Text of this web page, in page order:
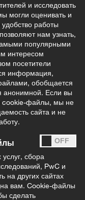
и исследовать
могли оценивать и
работы
нам узнать,
популярными
интересом
посетители
информация,
обобщается
анонимной. Если вы
cookie-файлы, мы не
сайта и не
сбора
PwC и
на других сайтах
вам. Cookie-файлы
сделать